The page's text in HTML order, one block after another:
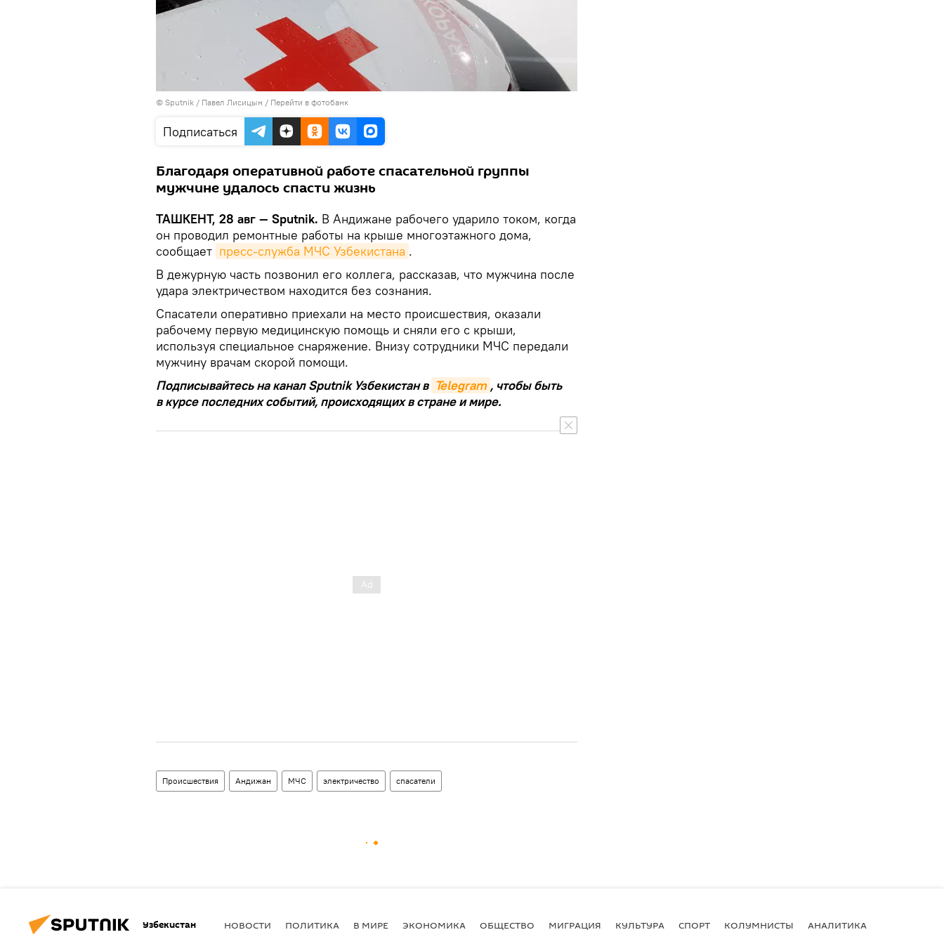
© Sputnik / Павел Лисицын / Перейти в фотобанк
Подписаться
Благодаря оперативной работе спасательной группы
мужчине удалось спасти жизнь
ТАШКЕНТ, 28 авг — Sputnik. В Андижане рабочего ударило током, когда
он проводил ремонтные работы на крыше многоэтажного дома,
сообщает пресс-служба МЧС Узбекистана .
В дежурную часть позвонил его коллега, рассказав, что мужчина после
удара электричеством находится без сознания.
Спасатели оперативно приехали на место происшествия, оказали
рабочему первую медицинскую помощь и сняли его с крыши,
используя специальное снаряжение. Внизу сотрудники МЧС передали
мужчину врачам скорой помощи.
Подписывайтесь на канал Sputnik Узбекистан в Telegram , чтобы быть
в курсе последних событий, происходящих в стране и мире.
Происшествия Андижан МЧС электричество спасатели
Узбекистан НОВОСТИ ПОЛИТИКА В МИРЕ ЭКОНОМИКА ОБЩЕСТВО МИГРАЦИЯ КУЛЬТУРА СПОРТ КОЛУМНИСТЫ АНАЛИТИКА